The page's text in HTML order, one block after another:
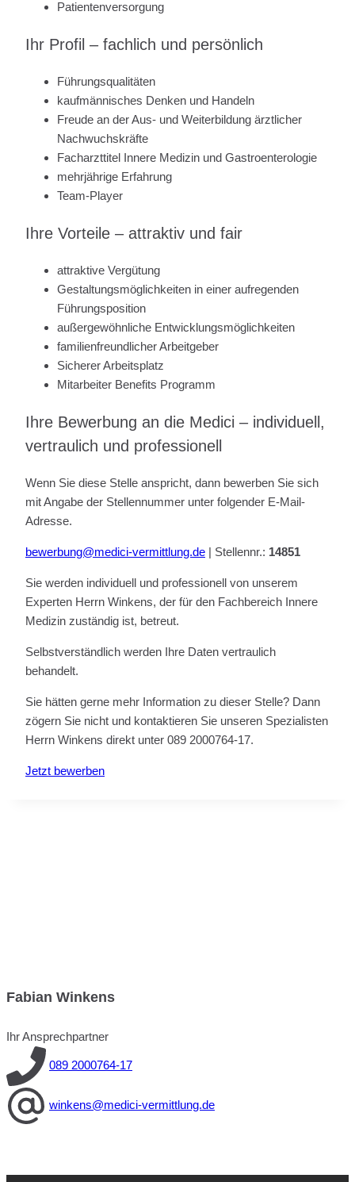
Patientenversorgung
Ihr Profil – fachlich und persönlich
Führungsqualitäten
kaufmännisches Denken und Handeln
Freude an der Aus- und Weiterbildung ärztlicher
Nachwuchskräfte
Facharzttitel Innere Medizin und Gastroenterologie
mehrjährige Erfahrung
Team-Player
Ihre Vorteile – attraktiv und fair
attraktive Vergütung
Gestaltungsmöglichkeiten in einer aufregenden
Führungsposition
außergewöhnliche Entwicklungsmöglichkeiten
familienfreundlicher Arbeitgeber
Sicherer Arbeitsplatz
Mitarbeiter Benefits Programm
Ihre Bewerbung an die Medici – individuell,
vertraulich und professionell
Wenn Sie diese Stelle anspricht, dann bewerben Sie sich
mit Angabe der Stellennummer unter folgender E-Mail-
Adresse.
bewerbung@medici-vermittlung.de | Stellennr.: 14851
Sie werden individuell und professionell von unserem
Experten Herrn Winkens, der für den Fachbereich Innere
Medizin zuständig ist, betreut.
Selbstverständlich werden Ihre Daten vertraulich
behandelt.
Sie hätten gerne mehr Information zu dieser Stelle? Dann
zögern Sie nicht und kontaktieren Sie unseren Spezialisten
Herrn Winkens direkt unter 089 2000764-17.
Jetzt bewerben
Fabian Winkens
Ihr Ansprechpartner
089 2000764-17
winkens@medici-vermittlung.de